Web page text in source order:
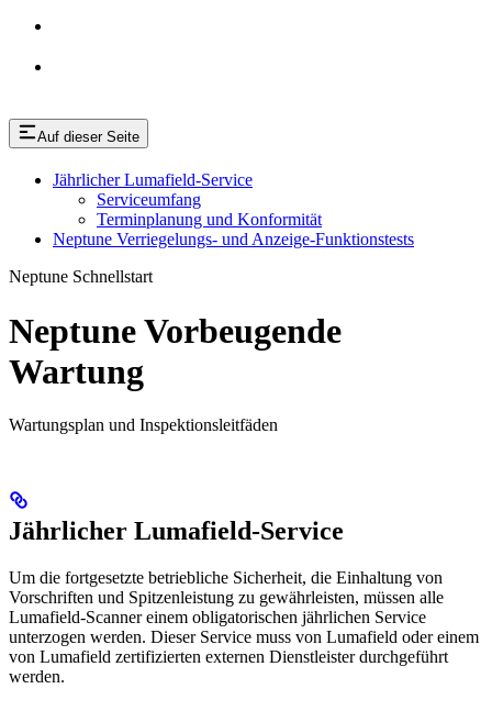
Auf dieser Seite
Jährlicher Lumafield-Service
Serviceumfang
Terminplanung und Konformität
Neptune Verriegelungs- und Anzeige-Funktionstests
Neptune Schnellstart
Neptune Vorbeugende
Wartung
Wartungsplan und Inspektionsleitfäden
Jährlicher Lumafield-Service
Um die fortgesetzte betriebliche Sicherheit, die Einhaltung von
Vorschriften und Spitzenleistung zu gewährleisten, müssen alle
Lumafield-Scanner einem obligatorischen jährlichen Service
unterzogen werden. Dieser Service muss von Lumafield oder einem
von Lumafield zertifizierten externen Dienstleister durchgeführt
werden.